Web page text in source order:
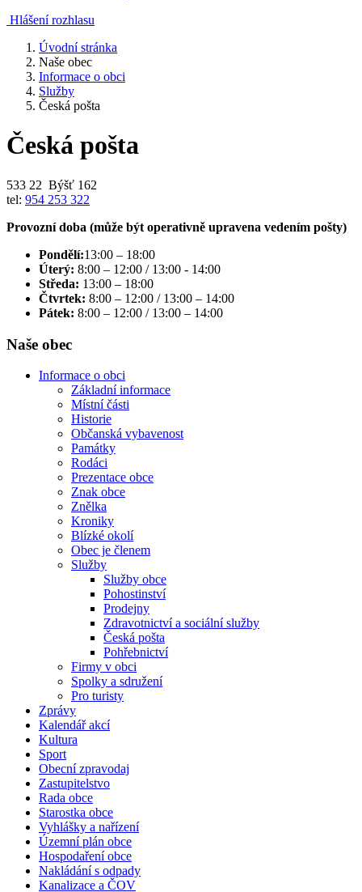
Hlášení rozhlasu
Úvodní stránka
Naše obec
Informace o obci
Služby
Česká pošta
Česká pošta
533 22 Býšť 162
tel: 954 253 322
Provozní doba (může být operativně upravena vedením pošty)
Pondělí:13:00 – 18:00
Úterý: 8:00 – 12:00 / 13:00 - 14:00
Středa: 13:00 – 18:00
Čtvrtek: 8:00 – 12:00 / 13:00 – 14:00
Pátek: 8:00 – 12:00 / 13:00 – 14:00
Naše obec
Informace o obci
Základní informace
Místní části
Historie
Občanská vybavenost
Památky
Rodáci
Prezentace obce
Znak obce
Znělka
Kroniky
Blízké okolí
Obec je členem
Služby
Služby obce
Pohostinství
Prodejny
Zdravotnictví a sociální služby
Česká pošta
Pohřebnictví
Firmy v obci
Spolky a sdružení
Pro turisty
Zprávy
Kalendář akcí
Kultura
Sport
Obecní zpravodaj
Zastupitelstvo
Rada obce
Starostka obce
Vyhlášky a nařízení
Územní plán obce
Hospodaření obce
Nakládání s odpady
Kanalizace a ČOV